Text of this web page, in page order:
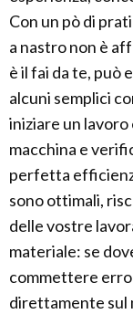
Con un pò di
a nastro non è
è il fai da te, può
alcuni semplici
iniziare un
macchina e
perfetta
sono ottimali,
delle vostre
materiale: se
commettere
direttamente sul